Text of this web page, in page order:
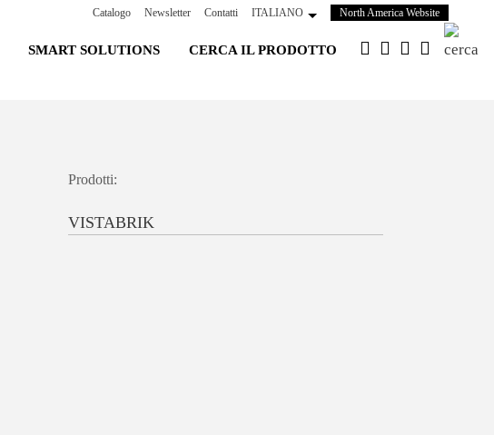
Catalogo Newsletter Contatti ITALIANO North America Website(si
apre
SMART SOLUTIONS CERCA IL PRODOTTO
Prodotti:
VISTABRIK